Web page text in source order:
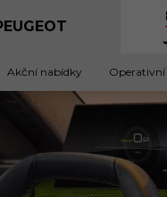
Akční nabídky Operativní